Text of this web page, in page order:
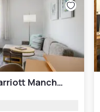
TownePlace Suites by Marriott Manchester-Boston Regional Airport